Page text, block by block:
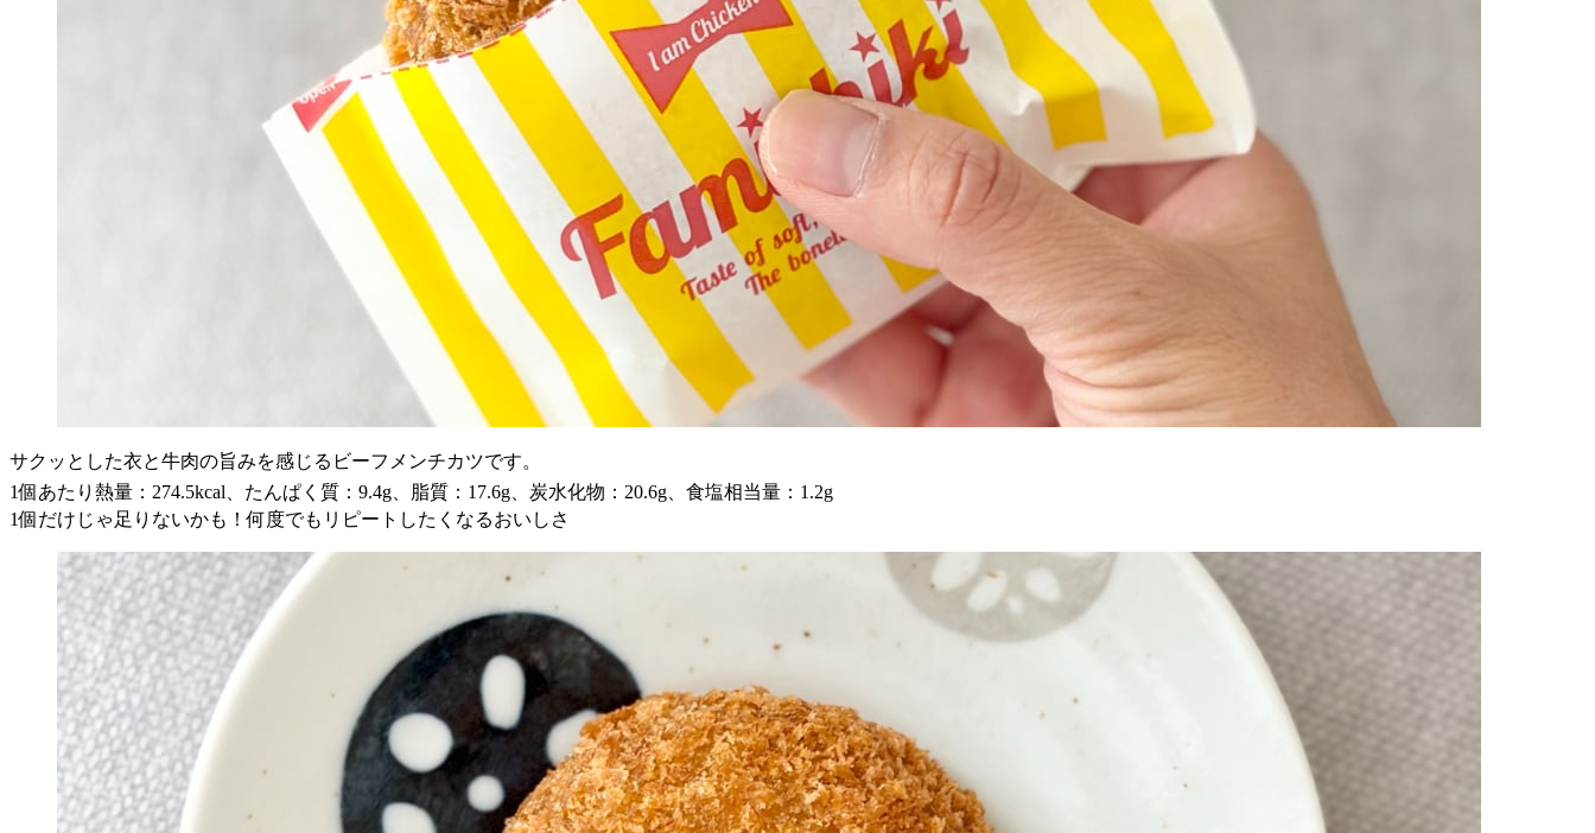
サクッとした衣と牛肉の旨みを感じるビーフメンチカツです。
1個あたり熱量：274.5kcal、たんぱく質：9.4g、脂質：17.6g、炭水化物：20.6g、食塩相当量：1.2g
1個だけじゃ足りないかも！何度でもリピートしたくなるおいしさ